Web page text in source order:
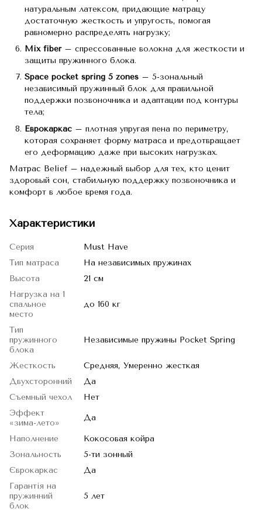
натуральным латексом, придающие матрацу
достаточную жесткость и упругость, помогая
равномерно распределять нагрузку;
Mix fiber – спрессованные волокна для жесткости и
защиты пружинного блока.
Space pocket spring 5 zones – 5-зональный
независимый пружинный блок для правильной
поддержки позвоночника и адаптации под контуры
тела;
Еврокаркас – плотная упругая пена по периметру,
которая сохраняет форму матраса и предотвращает
его деформацию даже при высоких нагрузках.
Матрас Belief – надежный выбор для тех, кто ценит
здоровый сон, стабильную поддержку позвоночника и
комфорт в любое время года.
Характеристики
Серия
Must Have
Тип матраса
На независимых пружинах
Высота
21 см
Нагрузка на 1
спальное
место
до 160 кг
Тип
пружинного
блока
Независимые пружины Pocket Spring
Жесткость
Средняя, Умеренно жесткая
Двухсторонний
Да
Съемный чехол
Нет
Эффект
«зима-лето»
Да
Наполнение
Кокосовая койра
Зональность
5-ти зонный
Єврокаркас
Да
Гарантія на
пружинний
блок
5 лет